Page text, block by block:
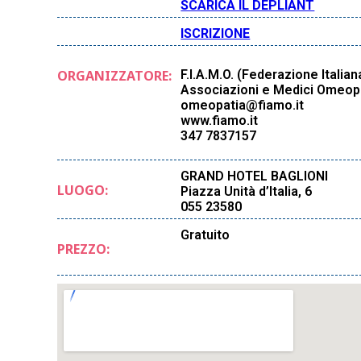
SCARICA IL DEPLIANT
ISCRIZIONE
ORGANIZZATORE:
F.I.A.M.O. (Federazione
Associazioni e Medici
omeopatia@fiamo.it
www.fiamo.it
347 7837157
LUOGO:
GRAND HOTEL BAGLIONI
Piazza Unità d’Italia, 6
055 23580
PREZZO:
Gratuito